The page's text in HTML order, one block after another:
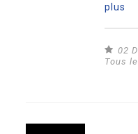
plus
02
Tous